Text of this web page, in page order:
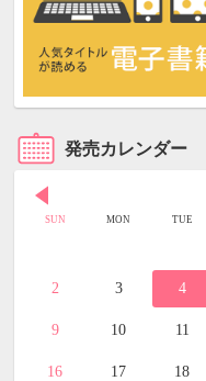
発売カレンダー
SUN MON TUE
2 3 4
9 10 11
16 17 18